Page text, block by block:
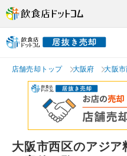
店舗売却トップ 大阪府 大阪市
大阪市西区のアジ